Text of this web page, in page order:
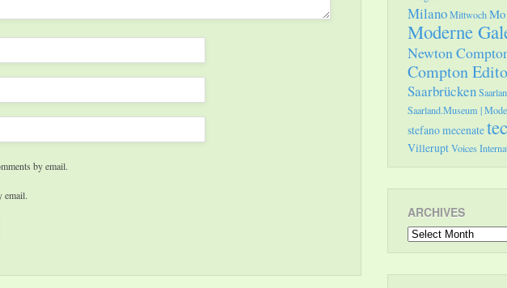
by email.
email.
MilanoMittwoch
Moderne
Newton
Compton
Saarbrücken
Saarland.Museum |
stefano mecenate
VilleruptVoices
ARCHIVES
Archives